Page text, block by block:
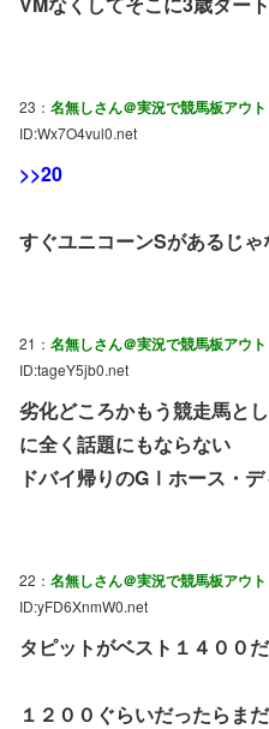
23： 名無しさん＠実況で競馬板アウト
ID:Wx7O4vul0.net
>>20
すぐユニコーンSがあるじゃ
21： 名無しさん＠実況で競馬板アウト
ID:tageY5jb0.net
劣化どころかもう競走馬と
に全く話題にもならない
ドバイ帰りのGⅠホース・
22： 名無しさん＠実況で競馬板アウト
ID:yFD6XnmW0.net
タピットがベスト１４００だ
１２００ぐらいだったらま